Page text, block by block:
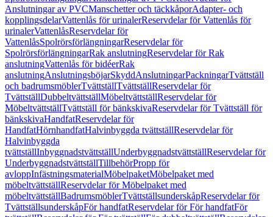
Anslutningar av PVCManschetter och täckkåporAdapter- och
kopplingsdelarVattenlås för urinalerReservdelar för Vattenlås för
urinalerVattenlåsReservdelar för
VattenlåsSpolrörsförlängningarReservdelar för
SpolrörsförlängningarRak anslutningReservdelar för Rak
anslutningVattenlås för bidéerRak
anslutningAnslutningsböjarSkyddAnslutningarPackningarTvättställ
och badrumsmöblerTvättställTvättställReservdelar för
TvättställDubbeltvättställMöbeltvättställReservdelar för
MöbeltvättställTvättställ för bänkskivaReservdelar för Tvättställ för
bänkskivaHandfatReservdelar för
HandfatHörnhandfatHalvinbyggda tvättställReservdelar för
Halvinbyggda
tvättställInbyggnadstvättställUnderbyggnadstvättställReservdelar för
UnderbyggnadstvättställTillbehörPropp för
avloppInfästningsmaterialMöbelpaketMöbelpaket med
möbeltvättställReservdelar för Möbelpaket med
möbeltvättställBadrumsmöblerTvättställsunderskåpReservdelar för
TvättställsunderskåpFör handfatReservdelar för För handfatFör